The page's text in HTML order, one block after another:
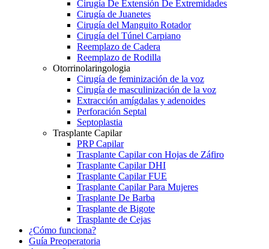
Cirugía De Extensión De Extremidades
Cirugía de Juanetes
Cirugía del Manguito Rotador
Cirugía del Túnel Carpiano
Reemplazo de Cadera
Reemplazo de Rodilla
Otorrinolaringologia
Cirugía de feminización de la voz
Cirugía de masculinización de la voz
Extracción amígdalas y adenoides
Perforación Septal
Septoplastia
Trasplante Capilar
PRP Capilar
Trasplante Capilar con Hojas de Záfiro
Trasplante Capilar DHI
Trasplante Capilar FUE
Trasplante Capilar Para Mujeres
Trasplante De Barba
Trasplante de Bigote
Trasplante de Cejas
¿Cómo funciona?
Guía Preoperatoria